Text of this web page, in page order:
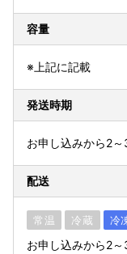
容量
※上記に記載
発送時期
お申し込みから2
配送
常温 冷蔵 冷
お申し込みから2